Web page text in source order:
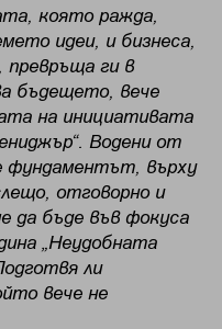
която ражда,
идеи, и бизнеса,
превръща ги в
бъдещето, вече
на инициативата
Водени от
фундаментът, върху
отговорно и
да бъде във фокуса
„Неудобната
ли
вече не